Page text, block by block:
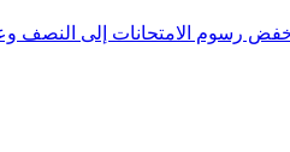
رسوم الامتحانات إلى النصف